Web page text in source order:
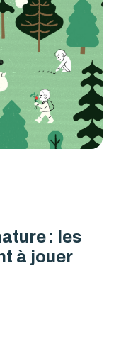
: les
à jouer